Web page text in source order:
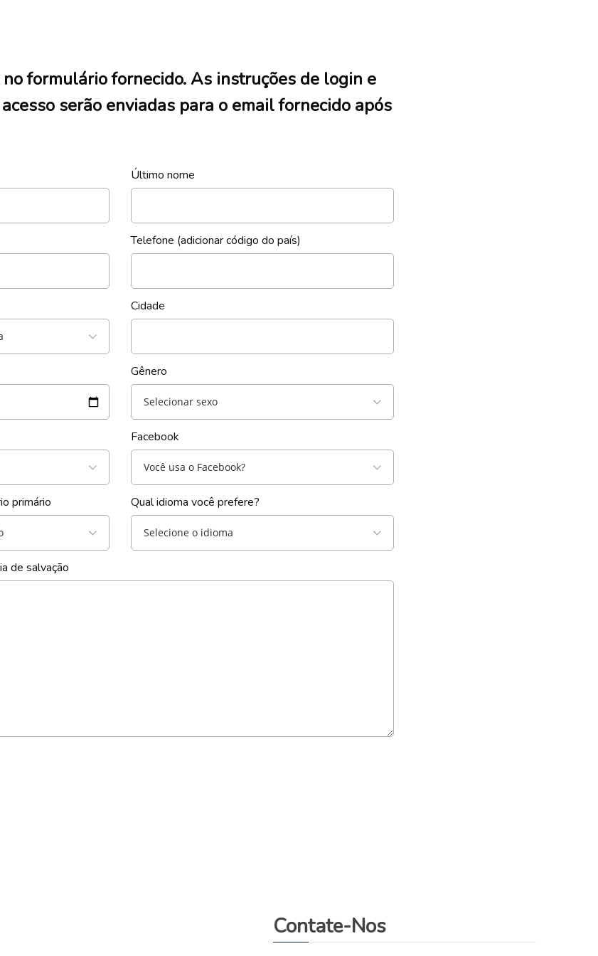
no formulário fornecido. As instruções de login e
serão enviadas para o email fornecido após
Último nome
Telefone (adicionar código do país)
Cidade
Gênero
Selecionar sexo
Facebook
Você usa o Facebook?
primário Qual idioma você prefere?
Selecione o idioma
de salvação
Contate-Nos